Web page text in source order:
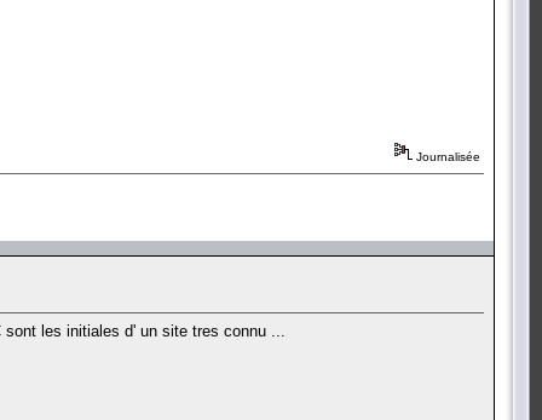
Journalisée
les initiales d' un site tres connu ...